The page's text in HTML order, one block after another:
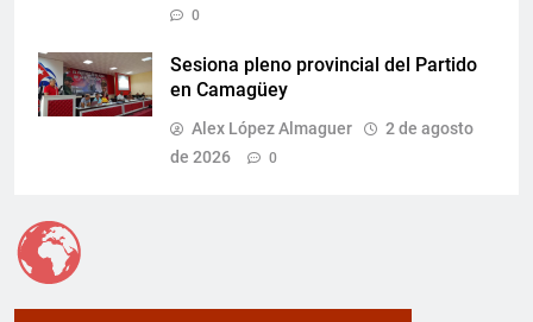
0
Sesiona pleno provincial del Partido
en Camagüey
Alex López Almaguer
2 de agosto
de 2026
0